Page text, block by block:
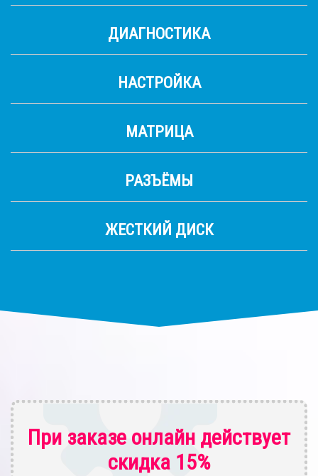
ДИАГНОСТИКА
НАСТРОЙКА
МАТРИЦА
РАЗЪЁМЫ
ЖЕСТКИЙ ДИСК
При заказе онлайн действует
скидка 15%